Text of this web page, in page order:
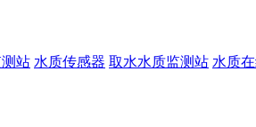
站 水质传感器 取水水质监测站 水质